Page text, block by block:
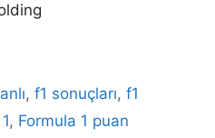
,f1 sonuçları,f1
, Formula 1 puan